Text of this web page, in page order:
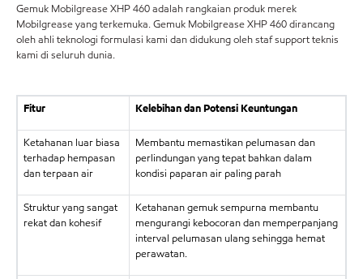
Gemuk Mobilgrease XHP 460 adalah rangkaian produk merek
Mobilgrease yang terkemuka. Gemuk Mobilgrease XHP 460 dirancang
oleh ahli teknologi formulasi kami dan didukung oleh staf support teknis
kami di seluruh dunia.
Fitur Kelebihan dan Potensi Keuntungan
Ketahanan luar biasa
terhadap hempasan
dan terpaan air
Membantu memastikan pelumasan dan
perlindungan yang tepat bahkan dalam
kondisi paparan air paling parah
Struktur yang sangat
rekat dan kohesif
Ketahanan gemuk sempurna membantu
mengurangi kebocoran dan memperpanjang
interval pelumasan ulang sehingga hemat
perawatan.